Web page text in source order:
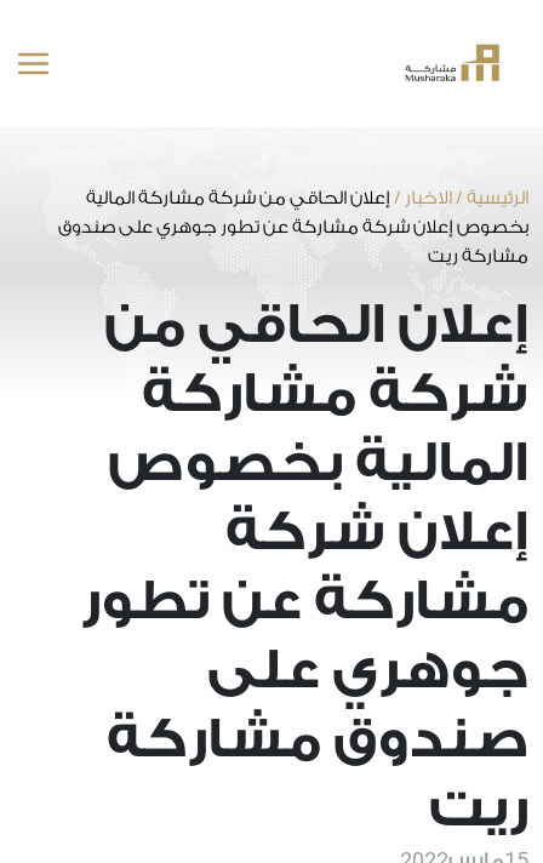
المحتوى
الرئيسية /الاخبار / إعلان الحاقي من شركة مشاركة المالية
بخصوص إعلان شركة مشاركة عن تطور جوهري على صندوق
مشاركة ريت
إعلان الحاقي من
شركة مشاركة
المالية بخصوص
إعلان شركة
مشاركة عن تطور
جوهري على
صندوق مشاركة
ريت